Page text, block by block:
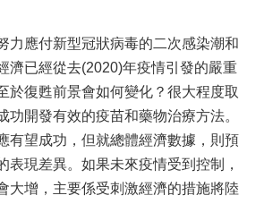
力應付新型冠狀病毒的二次感染潮和
濟已經從去(2020)年疫情引發的嚴重
於復甦前景會如何變化？很大程度取
功開發有效的疫苗和藥物治療方法。
有望成功，但就總體經濟數據，則預
表現差異。如果未來疫情受到控制，
大增，主要係受刺激經濟的措施將陸